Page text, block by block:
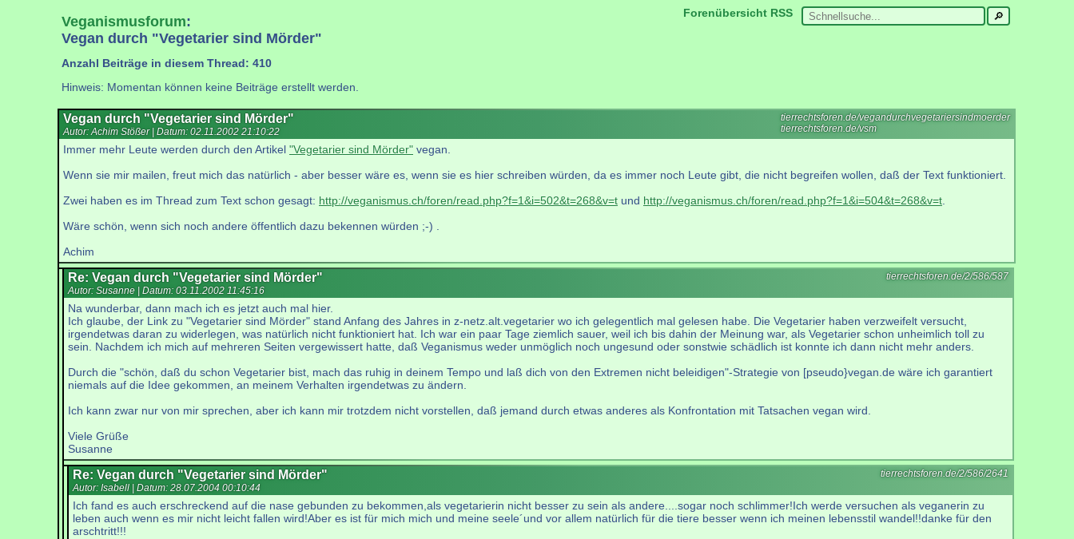
Forenübersicht RSS
Veganismusforum:
Vegan durch "Vegetarier sind Mörder"
Anzahl Beiträge in diesem Thread: 410
Hinweis: Momentan können keine Beiträge erstellt werden.
tierrechtsforen.de/vegandurchvegetariersindmoerder
tierrechtsforen.de/vsm
Vegan durch "Vegetarier sind Mörder"
Autor: Achim Stößer | Datum: 02.11.2002 21:10:22
Immer mehr Leute werden durch den Artikel "Vegetarier sind Mörder" vegan.
Wenn sie mir mailen, freut mich das natürlich - aber besser wäre es, wenn sie es hier schreiben würden, da es immer noch Leute gibt, die nicht begreifen wollen, daß der Text funktioniert.
Zwei haben es im Thread zum Text schon gesagt: http://veganismus.ch/foren/read.php?f=1&i=502&t=268&v=t und http://veganismus.ch/foren/read.php?f=1&i=504&t=268&v=t
Wäre schön, wenn sich noch andere öffentlich dazu bekennen würden ;-) .
Achim
tierrechtsforen.de/2/586/587
Re: Vegan durch "Vegetarier sind Mörder"
Autor: Susanne | Datum: 03.11.2002 11:45:16
Na wunderbar, dann mach ich es jetzt auch mal hier.
Ich glaube, der Link zu "Vegetarier sind Mörder" stand Anfang des Jahres in z-netz.alt.vegetarier wo ich gelegentlich mal gelesen habe. Die Vegetarier haben verzweifelt versucht,
irgendetwas daran zu widerlegen, was natürlich nicht funktioniert hat. Ich war ein paar Tage ziemlich sauer, weil ich bis dahin der Meinung war, als Vegetarier schon unheimlich toll zu
sein. Nachdem ich mich auf mehreren Seiten vergewissert hatte, daß Veganismus weder unmöglich noch ungesund oder sonstwie schädlich ist konnte ich dann nicht mehr anders.
Durch die "schön, daß du schon Vegetarier bist, mach das ruhig in deinem Tempo und laß dich von den Extremen nicht beleidigen"-Strategie von [pseudo}vegan.de wäre ich garantiert
niemals auf die Idee gekommen, an meinem Verhalten irgendetwas zu ändern.
Ich kann zwar nur von mir sprechen, aber ich kann mir trotzdem nicht vorstellen, daß jemand durch etwas anderes als Konfrontation mit Tatsachen vegan wird.
Viele Grüße
Susanne
tierrechtsforen.de/2/586/2641
Re: Vegan durch "Vegetarier sind Mörder"
Autor: Isabell | Datum: 28.07.2004 00:10:44
Ich fand es auch erschreckend auf die nase gebunden zu bekommen,als vegetarierin nicht besser zu sein als andere....sogar noch schlimmer!Ich werde versuchen als veganerin zu
leben auch wenn es mir nicht leicht fallen wird!Aber es ist für mich mich und meine seele´und vor allem natürlich für die tiere besser wenn ich meinen lebensstil wandel!!danke für den
arschtritt!!!